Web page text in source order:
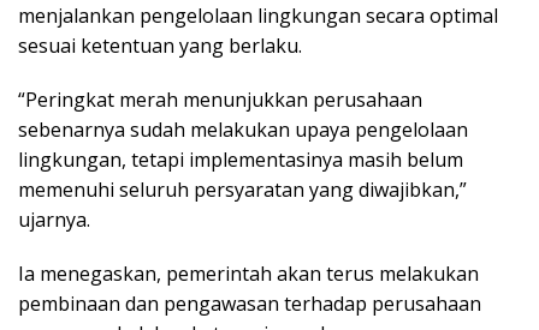
menjalankan pengelolaan lingkungan secara optimal
sesuai ketentuan yang berlaku.
“Peringkat merah menunjukkan perusahaan
sebenarnya sudah melakukan upaya pengelolaan
lingkungan, tetapi implementasinya masih belum
memenuhi seluruh persyaratan yang diwajibkan,”
ujarnya.
Ia menegaskan, pemerintah akan terus melakukan
pembinaan dan pengawasan terhadap perusahaan